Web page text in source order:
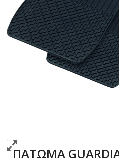
ΠΑΤΩΜΑ